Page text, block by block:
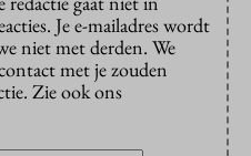
Je e-mailadres wordt
niet met derden. We
met je zouden
Zie ook ons